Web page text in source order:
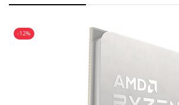
-12%